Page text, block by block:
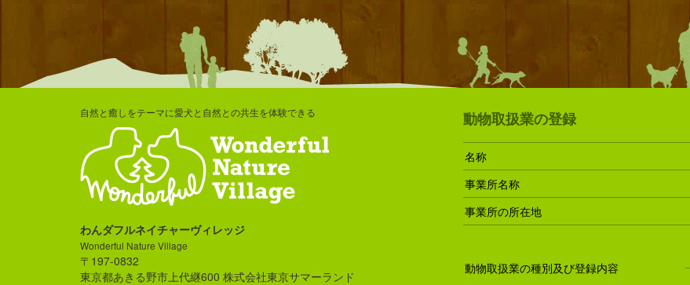
自然と癒しをテーマに愛犬と自然との共生を体験できる
わんダフルネイチャーヴィレッジ
Wonderful Nature Village
〒197-0832
東京都あきる野市上代継600 株式会社東京サマーランド
動物取扱業の登録
名称
事業所名称
事業所の所在地
動物取扱業の種別及び登録内容